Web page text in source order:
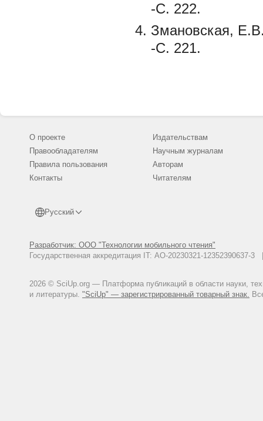
-С. 222.
Змановская,
-С. 221.
О проекте
Правообладателям
Правила пользования
Контакты
Русский
Разработчик: ООО "Технологии мобильного чтения"
Государственная аккредитация IT: АО-20230321-
2026 © SciUp.org — Платформа публикаций в области науки,
и литературы. "SciUp" — зарегистрированный товарный знак.
Издательствам
Научным журналам
Авторам
Читателям